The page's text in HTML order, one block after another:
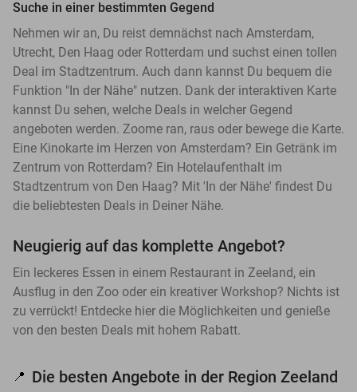
Suche in einer bestimmten Gegend
Nehmen wir an, Du reist demnächst nach Amsterdam,
Utrecht, Den Haag oder Rotterdam und suchst einen tollen
Deal im Stadtzentrum. Auch dann kannst Du bequem die
Funktion "In der Nähe" nutzen. Dank der interaktiven Karte
kannst Du sehen, welche Deals in welcher Gegend
angeboten werden. Zoome ran, raus oder bewege die Karte.
Eine Kinokarte im Herzen von Amsterdam? Ein Getränk im
Zentrum von Rotterdam? Ein Hotelaufenthalt im
Stadtzentrum von Den Haag? Mit 'In der Nähe' findest Du
die beliebtesten Deals in Deiner Nähe.
Neugierig auf das komplette Angebot?
Ein leckeres Essen in einem Restaurant in Zeeland, ein
Ausflug in den Zoo oder ein kreativer Workshop? Nichts ist
zu verrückt! Entdecke hier die Möglichkeiten und genieße
von den besten Deals mit hohem Rabatt.
📍 Die besten Angebote in der Region Zeeland